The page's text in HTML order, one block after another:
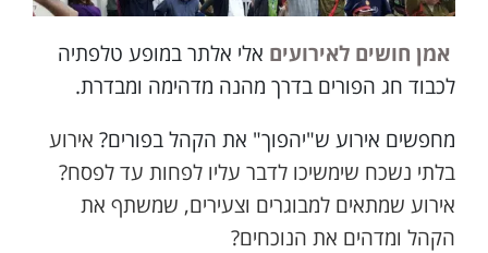
אמן חושים לאירועים אלי אלתר במופע טלפתיה
לכבוד חג הפורים בדרך מהנה מדהימה ומבדרת.
מחפשים אירוע ש"יהפוך" את הקהל בפורים? אירוע
בלתי נשכח שימשיכו לדבר עליו לפחות עד לפסח?
אירוע שמתאים למבוגרים וצעירים, שמשתף את
הקהל ומדהים את הנוכחים?